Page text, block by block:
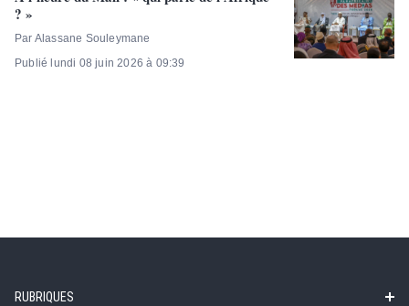
? »
Par Alassane Souleymane
Publié lundi 08 juin 2026 à 09:39
RUBRIQUES